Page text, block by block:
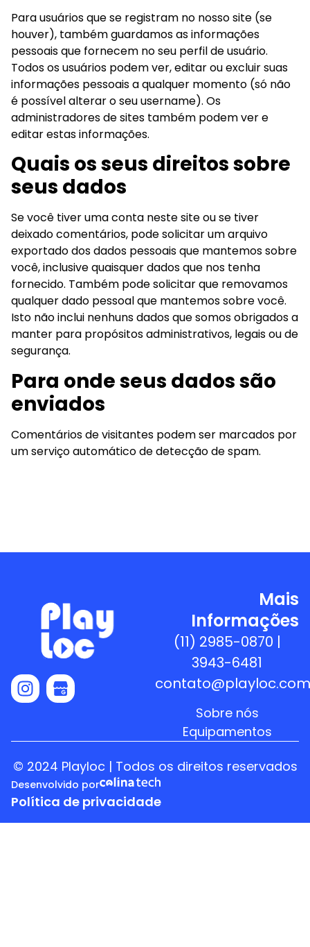
Para usuários que se registram no nosso site (se
houver), também guardamos as informações
pessoais que fornecem no seu perfil de usuário.
Todos os usuários podem ver, editar ou excluir suas
informações pessoais a qualquer momento (só não
é possível alterar o seu username). Os
administradores de sites também podem ver e
editar estas informações.
Quais os seus direitos sobre
seus dados
Se você tiver uma conta neste site ou se tiver
deixado comentários, pode solicitar um arquivo
exportado dos dados pessoais que mantemos sobre
você, inclusive quaisquer dados que nos tenha
fornecido. Também pode solicitar que removamos
qualquer dado pessoal que mantemos sobre você.
Isto não inclui nenhuns dados que somos obrigados a
manter para propósitos administrativos, legais ou de
segurança.
Para onde seus dados são
enviados
Comentários de visitantes podem ser marcados por
um serviço automático de detecção de spam.
Mais
Informações
(11) 2985-0870 |
3943-6481
Sobre nós
Equipamentos
© 2024 Playloc | Todos os direitos reservados
Desenvolvido por
Política de privacidade